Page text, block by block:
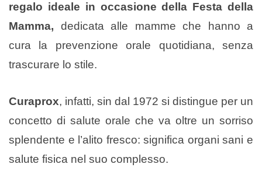
regalo ideale in occasione della Festa della
Mamma, dedicata alle mamme che hanno a
cura la prevenzione orale quotidiana, senza
trascurare lo stile.
Curaprox, infatti, sin dal 1972 si distingue per un
concetto di salute orale che va oltre un sorriso
splendente e l’alito fresco: significa organi sani e
salute fisica nel suo complesso.